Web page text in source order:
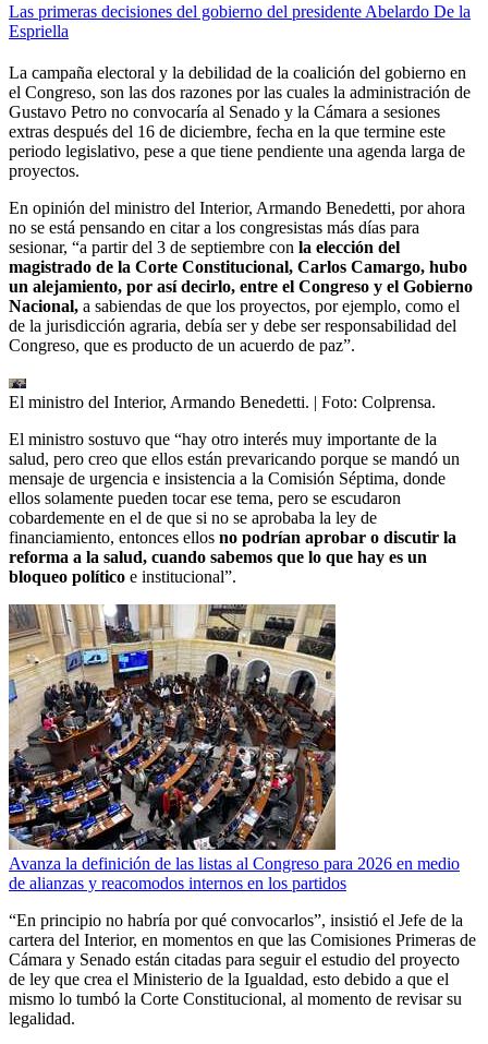
Las primeras decisiones del gobierno del presidente Abelardo De la
Espriella
La campaña electoral y la debilidad de la coalición del gobierno en
el Congreso, son las dos razones por las cuales la administración de
Gustavo Petro no convocaría al Senado y la Cámara a sesiones
extras después del 16 de diciembre, fecha en la que termine este
periodo legislativo, pese a que tiene pendiente una agenda larga de
proyectos.
En opinión del ministro del Interior, Armando Benedetti, por ahora
no se está pensando en citar a los congresistas más días para
sesionar, “a partir del 3 de septiembre con la elección del
magistrado de la Corte Constitucional, Carlos Camargo, hubo
un alejamiento, por así decirlo, entre el Congreso y el Gobierno
Nacional, a sabiendas de que los proyectos, por ejemplo, como el
de la jurisdicción agraria, debía ser y debe ser responsabilidad del
Congreso, que es producto de un acuerdo de paz”.
El ministro del Interior, Armando Benedetti. | Foto: Colprensa.
El ministro sostuvo que “hay otro interés muy importante de la
salud, pero creo que ellos están prevaricando porque se mandó un
mensaje de urgencia e insistencia a la Comisión Séptima, donde
ellos solamente pueden tocar ese tema, pero se escudaron
cobardemente en el de que si no se aprobaba la ley de
financiamiento, entonces ellos no podrían aprobar o discutir la
reforma a la salud, cuando sabemos que lo que hay es un
bloqueo político e institucional”.
Avanza la definición de las listas al Congreso para 2026 en medio
de alianzas y reacomodos internos en los partidos
“En principio no habría por qué convocarlos”, insistió el Jefe de la
cartera del Interior, en momentos en que las Comisiones Primeras de
Cámara y Senado están citadas para seguir el estudio del proyecto
de ley que crea el Ministerio de la Igualdad, esto debido a que el
mismo lo tumbó la Corte Constitucional, al momento de revisar su
legalidad.